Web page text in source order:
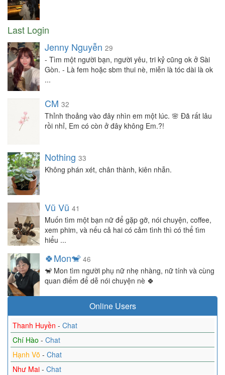
Last Login
Jenny Nguyễn 29
- Tìm một người bạn, người yêu, tri kỷ cũng ok ở Sài
Gòn. - Là fem hoặc sbm thui nè, miễn là tóc dài là ok
...
CM 32
Thỉnh thoảng vào đây nhìn em một lúc. 🌸 Đã rất lâu
rồi nhỉ, Em có còn ở đây không Em.?!
Nothing 33
Không phán xét, chân thành, kiên nhẫn.
Vũ Vũ 41
Muốn tìm một bạn nữ để gặp gỡ, nói chuyện, coffee,
xem phim, và nếu cả hai có cảm tình thì có thể tìm
hiểu ...
🍀Mon🐒 46
🐒 Mon tìm người phụ nữ nhẹ nhàng, nữ tính và cùng
quan điểm để dễ nói chuyện nè 🍀
Online Users
Thanh Huyền - Chat
Chí Hào - Chat
Hạnh Võ - Chat
Như Mai - Chat